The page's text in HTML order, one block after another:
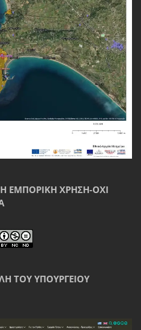
ΕΜΠΟΡΙΚΉ ΧΡΉΣΗ-ΌΧΙ
ΤΟΥ ΥΠΟΥΡΓΕΊΟΥ